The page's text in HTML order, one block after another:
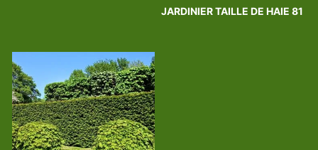
JARDINIER TAILLE DE HAIE 81